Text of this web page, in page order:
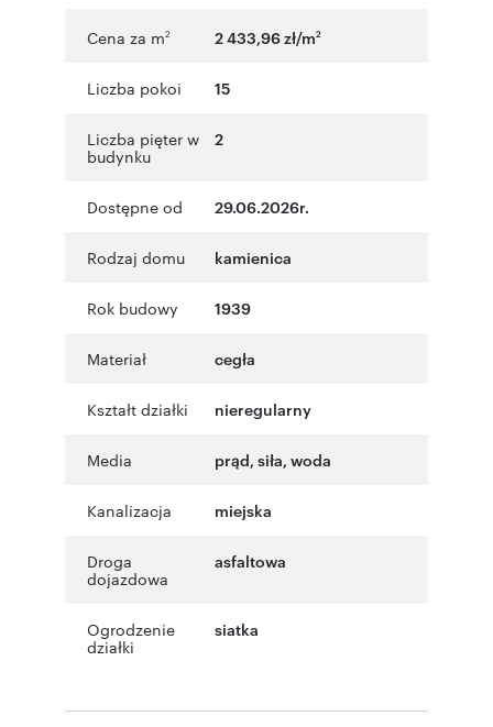
Cena za m2 2 433,96 zł/m2
Liczba pokoi 15
Liczba pięter w
budynku
2
Dostępne od 29.06.2026r.
Rodzaj domu kamienica
Rok budowy 1939
Materiał cegła
Kształt działki nieregularny
Media prąd, siła, woda
Kanalizacja miejska
Droga
dojazdowa
asfaltowa
Ogrodzenie
działki
siatka